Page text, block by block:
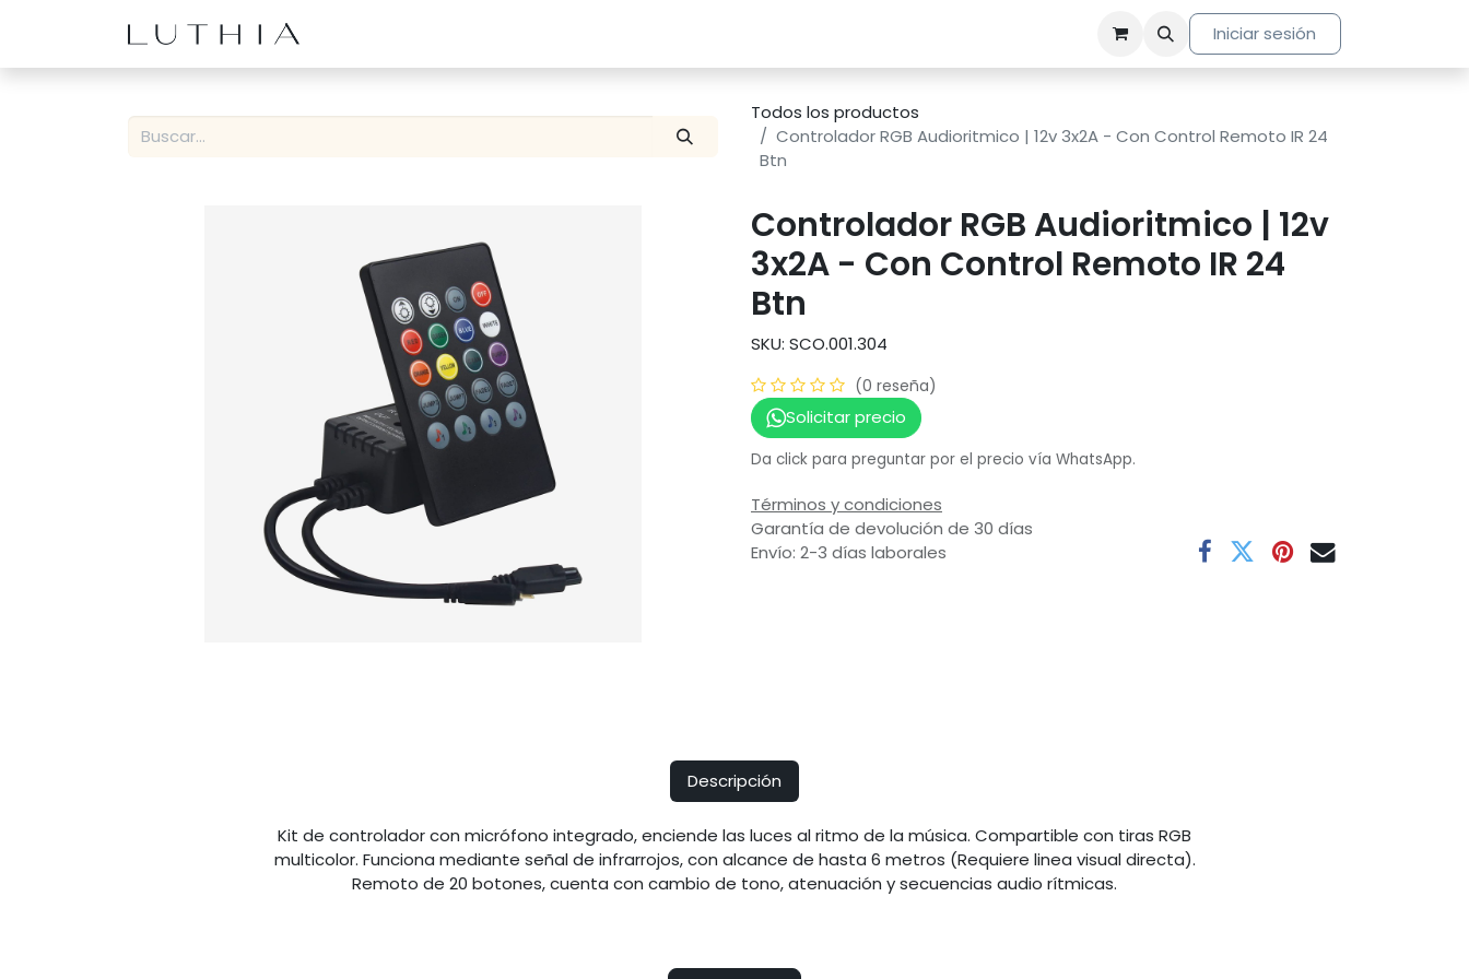
Iniciar sesión
Todos los productos
Controlador RGB Audioritmico | 12v 3x2A - Con Control Remoto IR 24
Btn
Controlador RGB Audioritmico | 12v
3x2A - Con Control Remoto IR 24
Btn
SKU: SCO.001.304
(0 reseña)
Solicitar precio
Da click para preguntar por el precio vía WhatsApp.
Términos y condiciones
Garantía de devolución de 30 días
Envío: 2-3 días laborales
Descripción
Kit de controlador con micrófono integrado, enciende las luces al ritmo de la música. Compartible con tiras RGB
multicolor. Funciona mediante señal de infrarrojos, con alcance de hasta 6 metros (Requiere linea visual directa).
Remoto de 20 botones, cuenta con cambio de tono, atenuación y secuencias audio rítmicas.